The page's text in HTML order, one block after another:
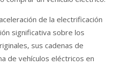
de la electrificación
significativa sobre los
sus cadenas de
de vehículos eléctricos en